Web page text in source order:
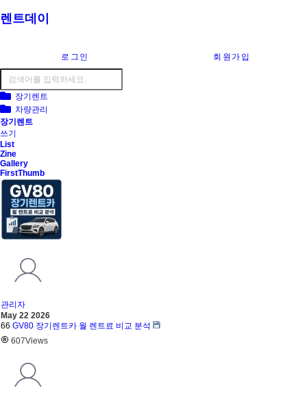
렌트데이
로그인 회원가입
장기렌트
차량관리
장기렌트
쓰기
List
Zine
Gallery
FirstThumb
관리자
May 22 2026
66 GV80 장기렌트카 월 렌트료 비교 분석
607Views